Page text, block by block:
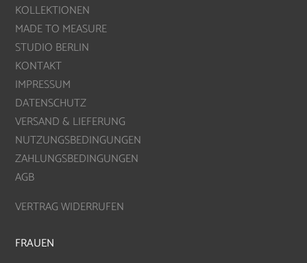
KOLLEKTIONEN
MADE TO MEASURE
STUDIO BERLIN
KONTAKT
IMPRESSUM
DATENSCHUTZ
VERSAND & LIEFERUNG
NUTZUNGSBEDINGUNGEN
ZAHLUNGSBEDINGUNGEN
AGB
VERTRAG WIDERRUFEN
FRAUEN